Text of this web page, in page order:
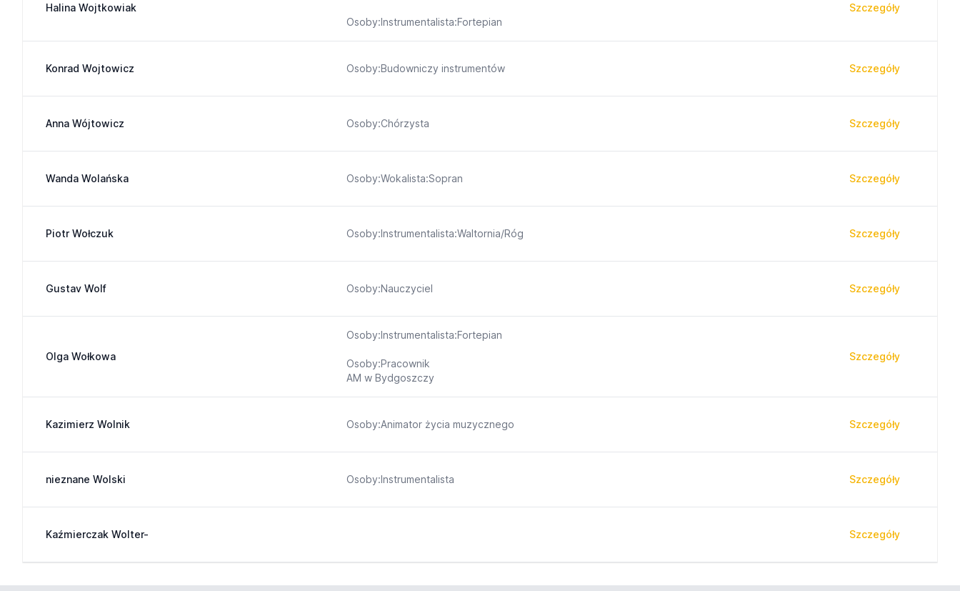
Halina Wojtkowiak
Osoby:Instrumentalista:Fortepian
Szczegóły
Konrad Wojtowicz Osoby:Budowniczy instrumentów Szczegóły
Anna Wójtowicz Osoby:Chórzysta Szczegóły
Wanda Wolańska Osoby:Wokalista:Sopran Szczegóły
Piotr Wołczuk Osoby:Instrumentalista:Waltornia/Róg Szczegóły
Gustav Wolf Osoby:Nauczyciel Szczegóły
Olga Wołkowa
Osoby:Instrumentalista:Fortepian
Osoby:Pracownik
AM w Bydgoszczy
Szczegóły
Kazimierz Wolnik Osoby:Animator życia muzycznego Szczegóły
nieznane Wolski Osoby:Instrumentalista Szczegóły
Kaźmierczak Wolter- Szczegóły